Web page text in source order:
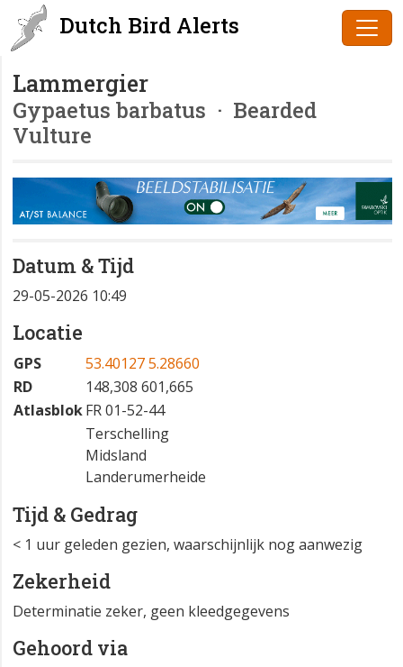
Dutch Bird Alerts
Lammergier
Gypaetus barbatus · Bearded
Vulture
Datum & Tijd
29-05-2026 10:49
Locatie
GPS
53.40127 5.28660
RD
148,308 601,665
AtlasblokFR 01-52-44
Terschelling
Midsland
Landerumerheide
Tijd & Gedrag
< 1 uur geleden gezien, waarschijnlijk nog aanwezig
Zekerheid
Determinatie zeker, geen kleedgegevens
Gehoord via